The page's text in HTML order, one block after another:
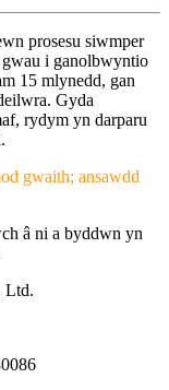
prosesu siwmper
i ganolbwyntio
15 mlynedd, gan
Gyda
rydym yn darparu
gwaith; ansawdd
â ni a byddwn yn
Ltd.